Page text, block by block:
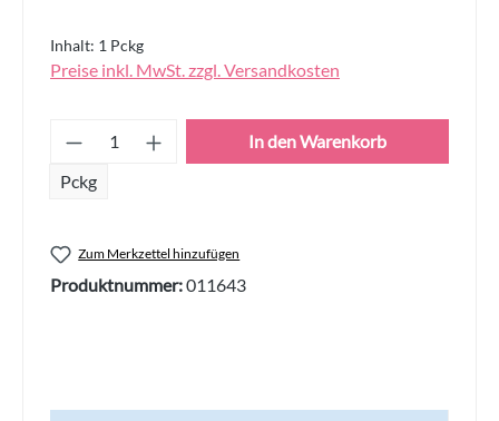
Inhalt: 1 Pckg
Preise inkl. MwSt. zzgl. Versandkosten
Produkt Anzahl: Gib den gewünschten
Pckg
In den Warenkorb
Zum Merkzettel hinzufügen
Produktnummer:011643